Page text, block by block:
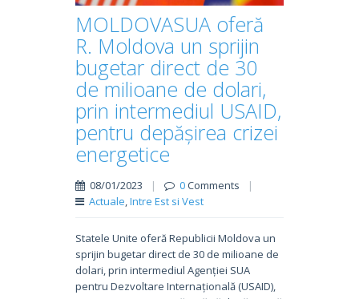
MOLDOVASUA oferă
R. Moldova un sprijin
bugetar direct de 30
de milioane de dolari,
prin intermediul USAID,
pentru depășirea crizei
energetice
08/01/2023 | 0Comments
|
Actuale,Intre Est si Vest
Statele Unite oferă Republicii Moldova un
sprijin bugetar direct de 30 de milioane de
dolari, prin intermediul Agenției SUA
pentru Dezvoltare Internațională (USAID),